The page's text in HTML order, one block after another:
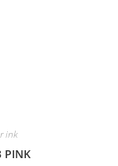
ink
PINK